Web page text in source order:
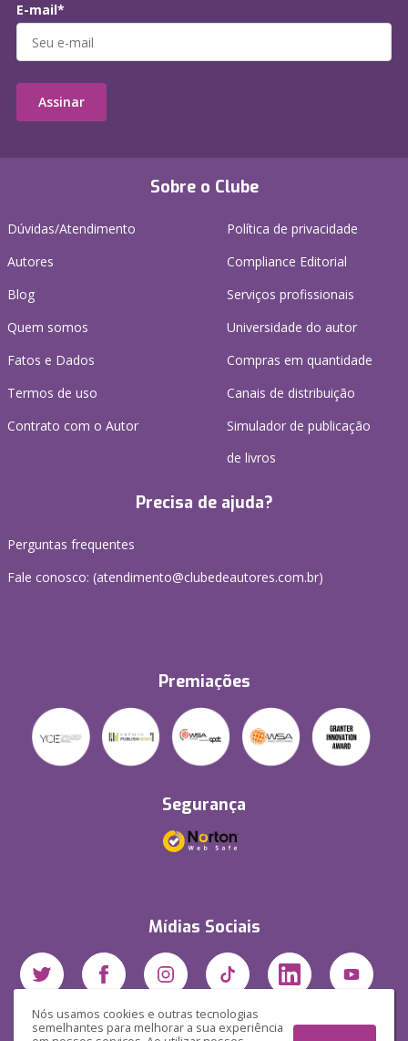
Nós usamos cookies e outras tecnologias
semelhantes para melhorar a sua experiência
Sobre o Clube
Dúvidas/Atendimento
Autores
Blog
Quem somos
Fatos e Dados
Termos de uso
Contrato com o Autor
Política de privacidade
Compliance Editorial
Serviços profissionais
Universidade do autor
Compras em quantidade
Canais de distribuição
Simulador de publicação
de livros
Precisa de ajuda?
Perguntas frequentes
Fale conosco: (atendimento@clubedeautores.com.br)
Premiações
Segurança
Mídias Sociais
E-mail*
Assinar